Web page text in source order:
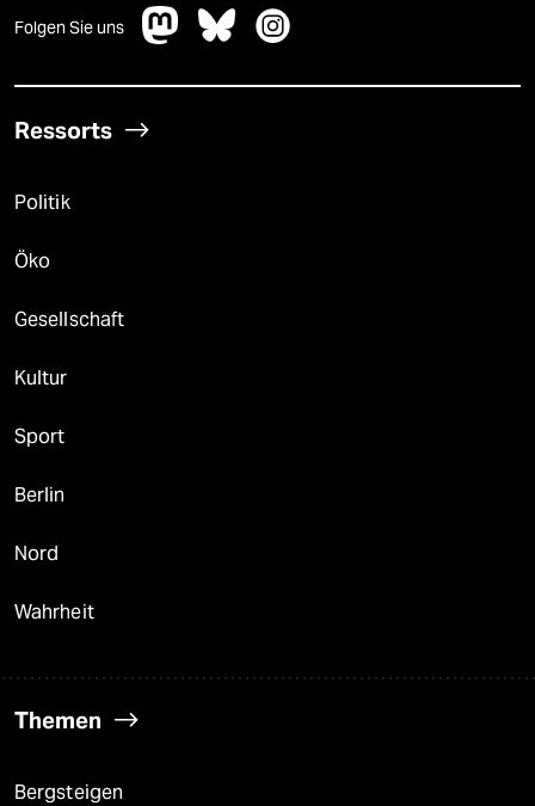
Folgen Sie uns
Ressorts
Politik
Öko
Gesellschaft
Kultur
Sport
Berlin
Nord
Wahrheit
Themen
Bergsteigen